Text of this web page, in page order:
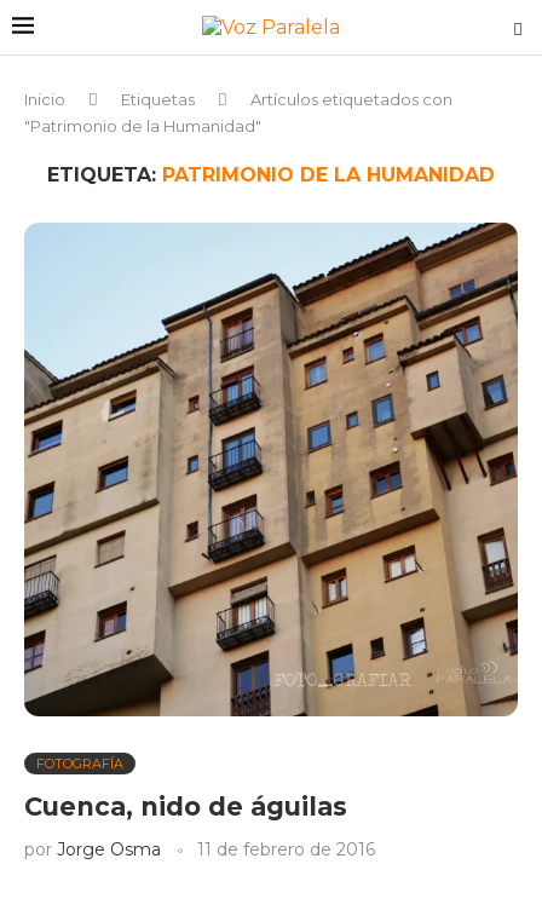
Inicio Etiquetas
Artículos etiquetados con
"Patrimonio de la Humanidad"
ETIQUETA: PATRIMONIO DE LA HUMANIDAD
FOTOGRAFÍA
Cuenca, nido de águilas
por Jorge Osma 11 de febrero de 2016